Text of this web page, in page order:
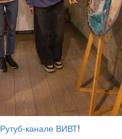
Рутуб-канале ВИВТ!